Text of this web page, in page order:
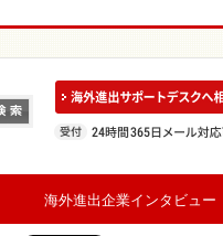
海外進出企業インタビュー